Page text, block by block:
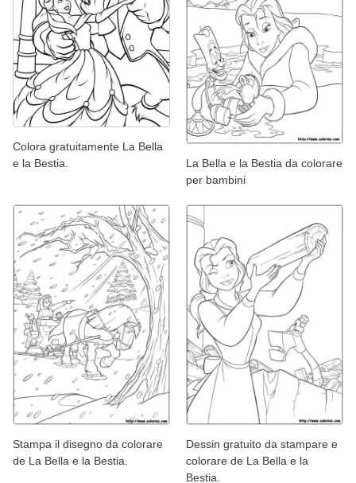
Colora gratuitamente La Bella
e la Bestia.
La Bella e la Bestia da colorare
per bambini
Stampa il disegno da colorare
de La Bella e la Bestia.
Dessin gratuito da stampare e
colorare de La Bella e la
Bestia.